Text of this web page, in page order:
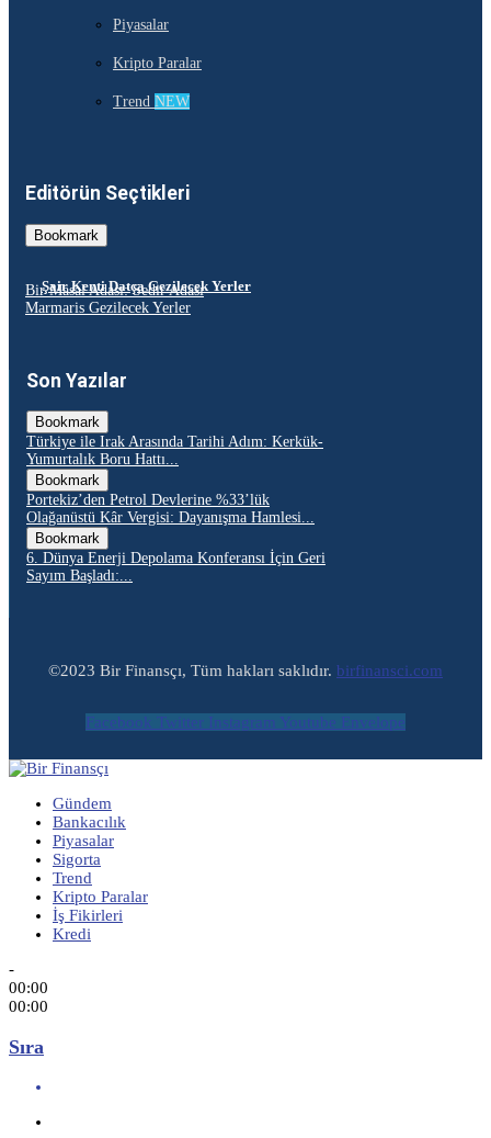
Piyasalar
Kripto Paralar
Trend NEW
Editörün Seçtikleri
Bookmark
Şair Kenti Datça Gezilecek Yerler
Bir Masal Adası: Sedir Adası
Marmaris Gezilecek Yerler
Son Yazılar
Bookmark
Türkiye ile Irak Arasında Tarihi Adım: Kerkük-
Yumurtalık Boru Hattı...
Bookmark
Portekiz’den Petrol Devlerine %33’lük
Olağanüstü Kâr Vergisi: Dayanışma Hamlesi...
Bookmark
6. Dünya Enerji Depolama Konferansı İçin Geri
Sayım Başladı:...
©2023 Bir Finansçı, Tüm hakları saklıdır. birfinansci.com
Facebook Twitter Instagram Youtube Envelope
Gündem
Bankacılık
Piyasalar
Sigorta
Trend
Kripto Paralar
İş Fikirleri
Kredi
-
00:00
00:00
Sıra